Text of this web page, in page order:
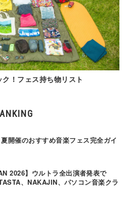
！フェス持ち物リスト
開催のおすすめ音楽フェス完全ガイ
2026】ウルトラ全出演者発表で
、NAKAJIN、パソコン音楽クラ